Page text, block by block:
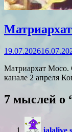
19.07.2026
Матриархат Мосо.
канале 2 апреля
7 мыслей о
jalalive